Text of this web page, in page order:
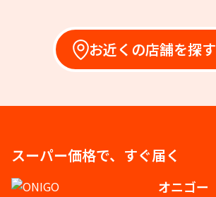
お近くの店舗を探す
スーパー価格で、すぐ届く
オニゴー